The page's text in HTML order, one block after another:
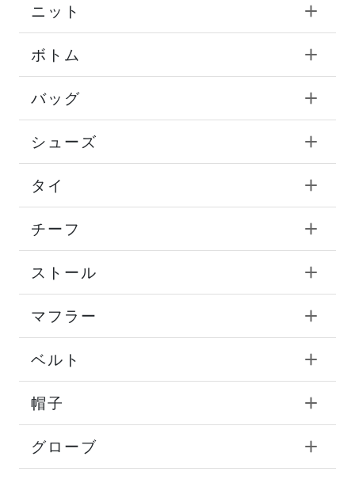
ニット
ボトム
バッグ
シューズ
タイ
チーフ
ストール
マフラー
ベルト
帽子
グローブ